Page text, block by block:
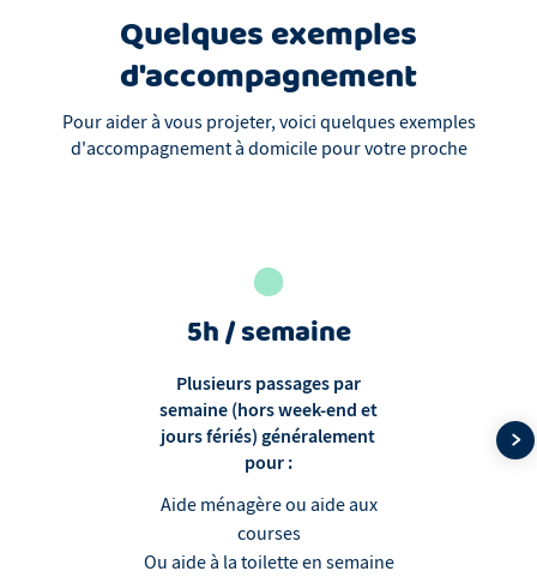
Quelques exemples
d'accompagnement
Pour aider à vous projeter, voici quelques exemples
d'accompagnement à domicile pour votre proche
5h / semaine
Plusieurs passages par
semaine (hors week-end et
jours fériés) généralement
pour :
Aide ménagère ou aide aux
courses
Ou aide à la toilette en semaine